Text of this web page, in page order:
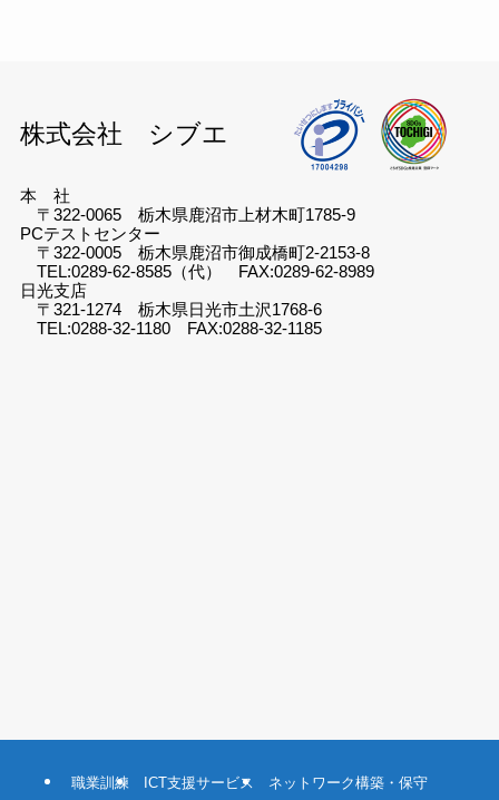
株式会社 シブエ
本 社
〒322-0065 栃木県鹿沼市上材木町1785-9
PCテストセンター
〒322-0005 栃木県鹿沼市御成橋町2-2153-8
TEL:0289-62-8585（代） FAX:0289-62-8989
日光支店
〒321-1274 栃木県日光市土沢1768-6
TEL:0288-32-1180 FAX:0288-32-1185
職業訓練 ICT支援サービス ネットワーク構築・保守